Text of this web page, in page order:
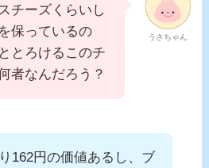
うさちゃん
チーズくらいし
保っているの
とろけるこのチ
者なんだろう？
162円の価値あるし、ブ